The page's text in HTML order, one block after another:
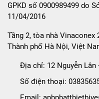
nhỏ.
Thông Số
MDH-02R
Thông số
Chi tiết
GPKD số 0900989499 do
11/04/2016
Tầng 2, tòa nhà Vinaconex
Thành phố Hà Nội, Việt
Địa chỉ: 12 Nguyễn
Số điện thoại: